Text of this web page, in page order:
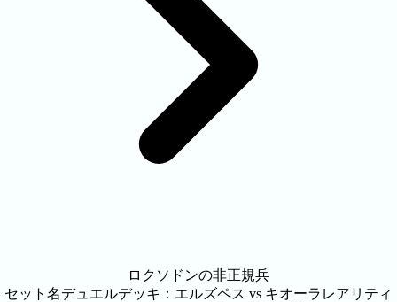
ロクソドンの非正規兵
セット名デュエルデッキ：エルズペス vs キオーラ レアリティ